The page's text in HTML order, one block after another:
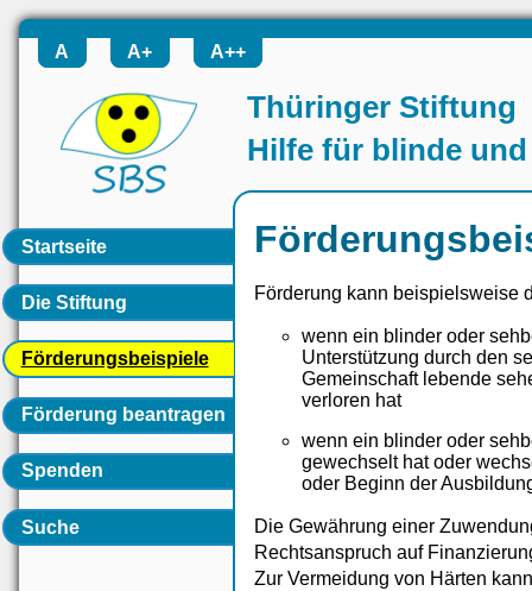
A A+ A++
Thüringer Stiftung
Hilfe für blinde
Förderung kann beispielsweise
wenn ein blinder oder
Unterstützung durch den
Gemeinschaft lebende
verloren hat
wenn ein blinder oder
gewechselt hat oder
oder Beginn der
Die Gewährung einer
Rechtsanspruch auf
Zur Vermeidung von Härten
Startseite
Die Stiftung
Förderungsbeispiele
Förderung beantragen
Spenden
Suche